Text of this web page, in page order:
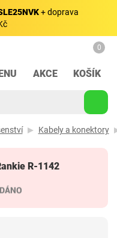
+ doprava
AKCE
0
KOŠÍK
Kabely a konektory
R-1142